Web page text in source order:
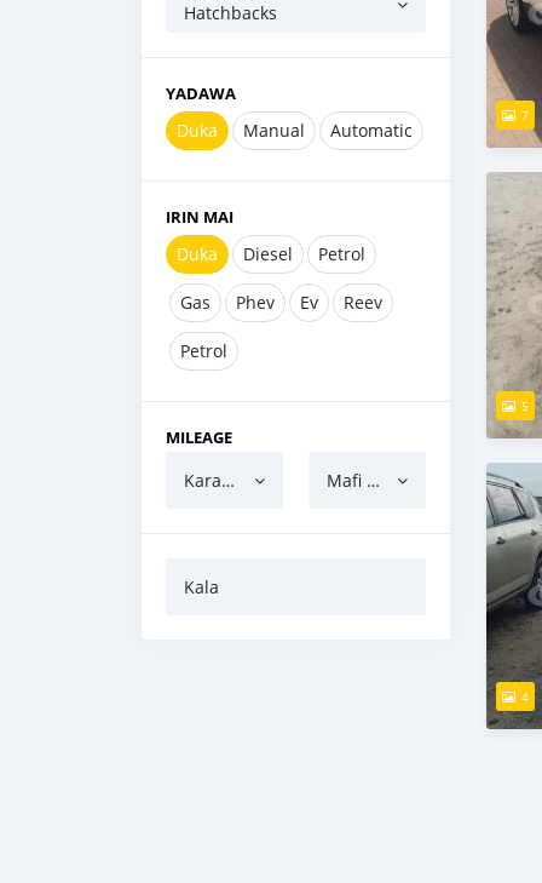
Hatchbacks
YADAWA
Duka Manual Automatic
IRIN MAI
Duka Diesel Petrol
Gas Phev Ev Reev
Petrol
MILEAGE
Karanci Mafi yawa
Kala
7
5
4